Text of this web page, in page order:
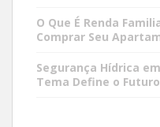
O Que É Renda
Comprar Seu
Segurança Hídrica
Tema Define o